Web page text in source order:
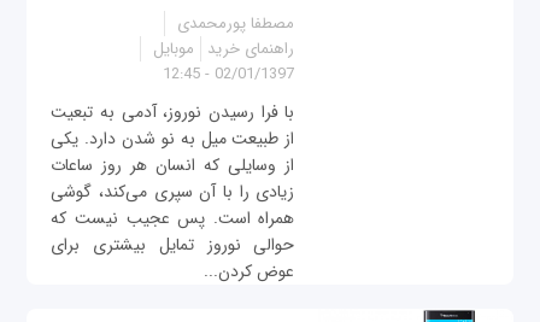
مصطفا پورمحمدی
راهنمای خرید
موبایل
02/01/1397 - 12:45
با فرا رسیدن نوروز، آدمی به تبعیت
از طبیعت میل به نو شدن دارد. یکی
از وسایلی که انسان هر روز ساعات
زیادی را با آن سپری می‌کند، گوشی
همراه است. پس عجیب نیست که
حوالی نوروز تمایل بیشتری برای
عوض کردن...